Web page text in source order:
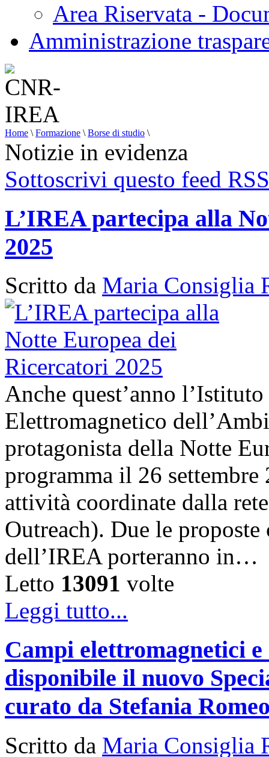
Area Riservata -
Amministrazione
Home \ Formazione \ Borse di studio \
Notizie in evidenza
Sottoscrivi questo feed RSS
L’IREA partecipa alla
2025
Scritto da Maria Consiglia
Anche quest’anno
Elettromagnetico
protagonista della Notte
programma il 26
attività coordinate dalla
Outreach). Due le
dell’IREA porteranno in…
Letto 13091 volte
Leggi tutto...
Campi elettromagnetici
disponibile il nuovo
curato da Stefania
Scritto da Maria Consiglia